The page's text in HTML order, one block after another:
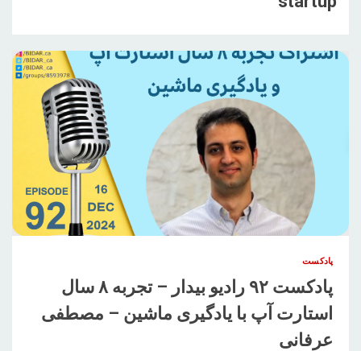
پادکست
پادکست ۹۲ رادیو بیدار – تجربه ۸ سال
استارت آپ با یادگیری ماشین – مصطفی
عرفانی